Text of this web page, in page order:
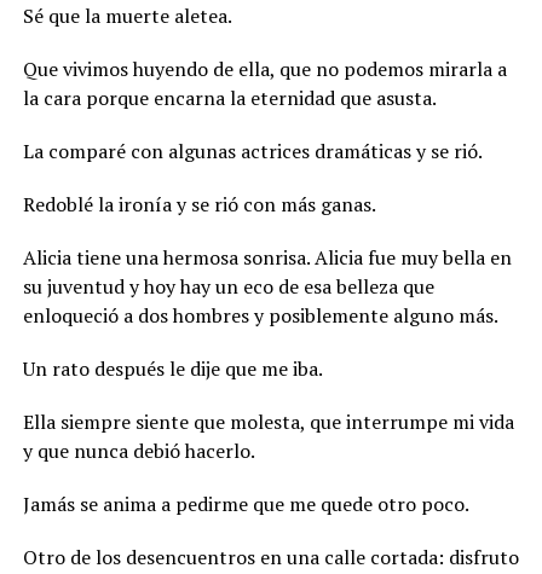
Sé que la muerte aletea.
Que vivimos huyendo de ella, que no podemos mirarla a
la cara porque encarna la eternidad que asusta.
La comparé con algunas actrices dramáticas y se rió.
Redoblé la ironía y se rió con más ganas.
Alicia tiene una hermosa sonrisa. Alicia fue muy bella en
su juventud y hoy hay un eco de esa belleza que
enloqueció a dos hombres y posiblemente alguno más.
Un rato después le dije que me iba.
Ella siempre siente que molesta, que interrumpe mi vida
y que nunca debió hacerlo.
Jamás se anima a pedirme que me quede otro poco.
Otro de los desencuentros en una calle cortada: disfruto